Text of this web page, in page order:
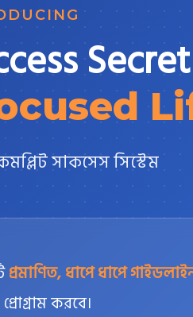
সাকসেস সিস্টেম
প্রমাণিত, ধাপে ধাপে
করবে।